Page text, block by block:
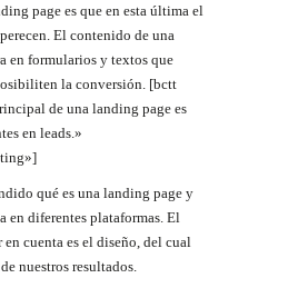
page es que en esta última el
El contenido de una
en formularios y textos que
la conversión. [bctt
de una landing page es
en leads.»
qué es una landing page y
en diferentes plataformas. El
cuenta es el diseño, del cual
nuestros resultados.